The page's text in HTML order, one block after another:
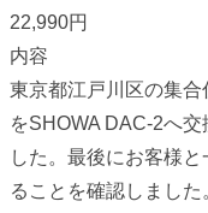
22,990円
内容
東京都江戸川区の集
をSHOWA DAC-2へ
した。最後にお客様
ることを確認しました